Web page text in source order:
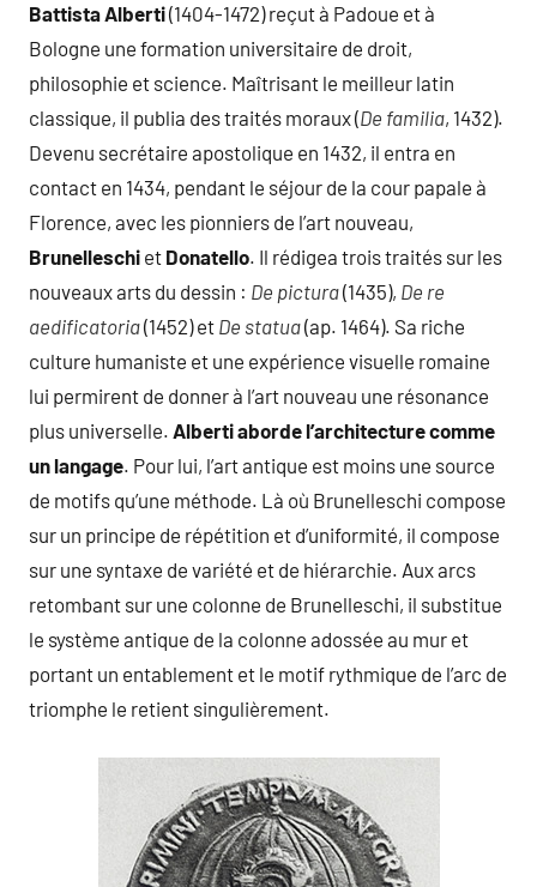
Battista Alberti(1404-1472) reçut à Padoue et à
Bologne une formation universitaire de droit,
philosophie et science. Maîtrisant le meilleur latin
classique, il publia des traités moraux (De familia, 1432).
Devenu secrétaire apostolique en 1432, il entra en
contact en 1434, pendant le séjour de la cour papale à
Florence, avec les pionniers de l’art nouveau,
Brunelleschi et Donatello. Il rédigea trois traités sur les
nouveaux arts du dessin : De pictura(1435), De re
aedificatoria(1452) et De statua(ap. 1464). Sa riche
culture humaniste et une expérience visuelle romaine
lui permirent de donner à l’art nouveau une résonance
plus universelle. Alberti aborde l’architecture comme
un langage. Pour lui, l’art antique est moins une source
de motifs qu’une méthode. Là où Brunelleschi compose
sur un principe de répétition et d’uniformité, il compose
sur une syntaxe de variété et de hiérarchie. Aux arcs
retombant sur une colonne de Brunelleschi, il substitue
le système antique de la colonne adossée au mur et
portant un entablement et le motif rythmique de l’arc de
triomphe le retient singulièrement.